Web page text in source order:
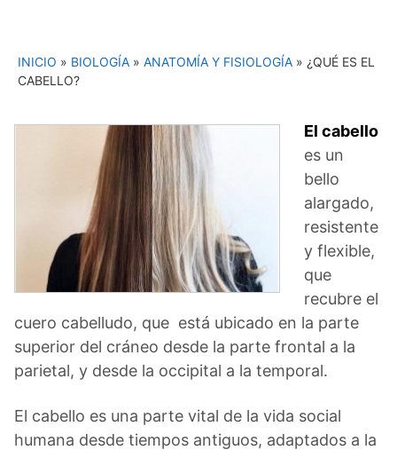
INICIO » BIOLOGÍA » ANATOMÍA Y FISIOLOGÍA » ¿QUÉ ES EL
CABELLO?
El cabello
es un
bello
alargado,
resistente
y flexible,
que
recubre el
cuero cabelludo, que está ubicado en la parte
superior del cráneo desde la parte frontal a la
parietal, y desde la occipital a la temporal.
El cabello es una parte vital de la vida social
humana desde tiempos antiguos, adaptados a la